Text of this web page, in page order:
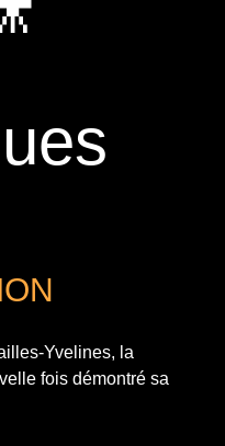
Yvelines, la
fois démontré sa